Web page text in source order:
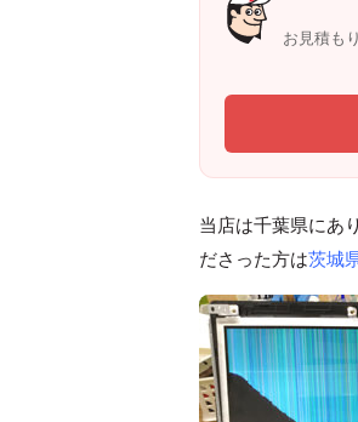
お見積も
当店は千葉県にあ
ださった方は茨城